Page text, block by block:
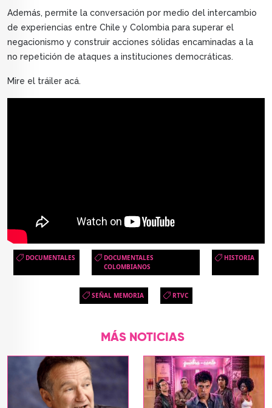
Además, permite la conversación por medio del intercambio
de experiencias entre Chile y Colombia para superar el
negacionismo y construir acciones sólidas encaminadas a la
no repetición de ataques a instituciones democráticas.
Mire el tráiler acá.
DOCUMENTALES
DOCUMENTALES
COLOMBIANOS
HISTORIA
SEÑAL MEMORIA RTVC
MÁS NOTICIAS